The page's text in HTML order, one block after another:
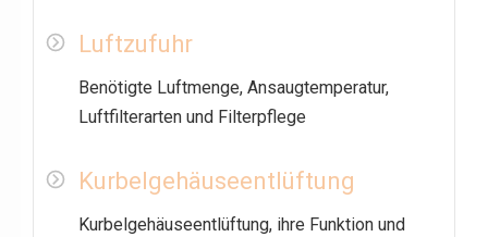
Luftzufuhr
Benötigte Luftmenge, Ansaugtemperatur,
Luftfilterarten und Filterpflege
Kurbelgehäuseentlüftung
Kurbelgehäuseentlüftung, ihre Funktion und